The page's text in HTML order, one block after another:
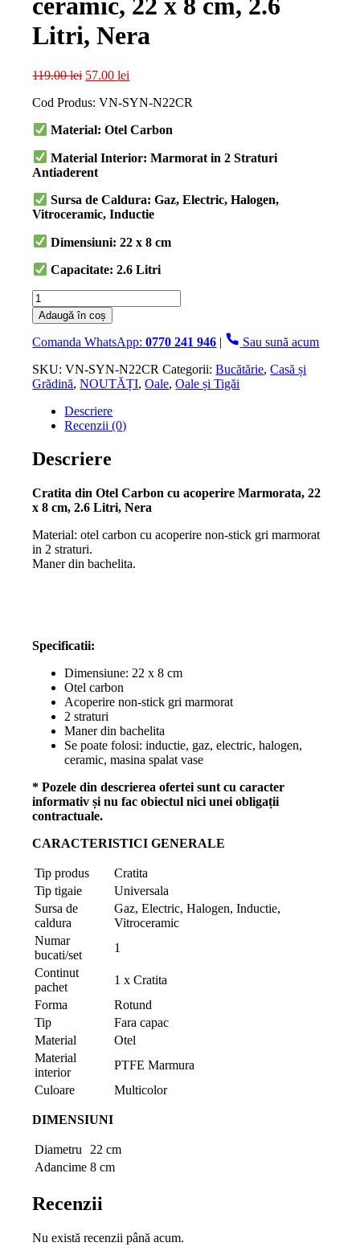
ceramic, 22 x 8 cm, 2.6
Litri, Nera
119.00lei Prețul
a
119.00 lei.
57.00lei
este:
Cod Produs: VN-SYN-N22CR
Material: Otel Carbon
Material Interior: Marmorat in 2 Straturi
Antiaderent
Sursa de Caldura: Gaz, Electric, Halogen,
Vitroceramic, Inductie
Dimensiuni: 22 x 8 cm
Capacitate: 2.6 Litri
Cantitate
Cratita
cu
manere,
ceramic,
22
Litri,
Nera
Adaugă în coș
Comanda WhatsApp:0770 241 946 |
Sau sună acum
SKU:VN-SYN-N22CR Categorii:Bucătărie,Casă și
Grădină,NOUTĂȚI,Oale,Oale și Tigăi
Descriere
Recenzii (0)
Descriere
Cratita din Otel Carbon cu acoperire Marmorata, 22
x 8 cm, 2.6 Litri, Nera
Material: otel carbon cu acoperire non-stick gri marmorat
in 2 straturi.
Maner din bachelita.
Specificatii:
Dimensiune: 22 x 8 cm
Otel carbon
Acoperire non-stick gri marmorat
2 straturi
Maner din bachelita
Se poate folosi: inductie, gaz, electric, halogen,
ceramic, masina spalat vase
* Pozele din descrierea ofertei sunt cu caracter
informativ și nu fac obiectul nici unei obligații
contractuale.
CARACTERISTICI GENERALE
Tip produs
Cratita
Tip tigaie
Universala
Sursa de
caldura
Gaz, Electric, Halogen, Inductie,
Vitroceramic
Numar
bucati/set
1
Continut
pachet
1 x Cratita
Forma
Rotund
Tip
Fara capac
Material
Otel
Material
interior
PTFE Marmura
Culoare
Multicolor
DIMENSIUNI
Diametru
22 cm
Adancime 8 cm
Recenzii
Nu există recenzii până acum.